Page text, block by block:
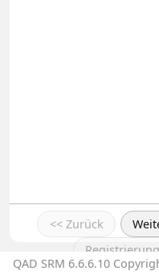
<< Zurück
QAD SRM 6.6.6.10